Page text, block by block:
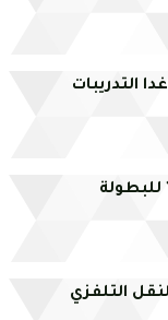
التدريبات
التلفزي